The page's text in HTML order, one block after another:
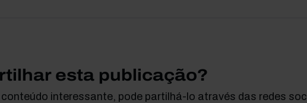
esta publicação?
interessante, pode partilhá-lo através das redes